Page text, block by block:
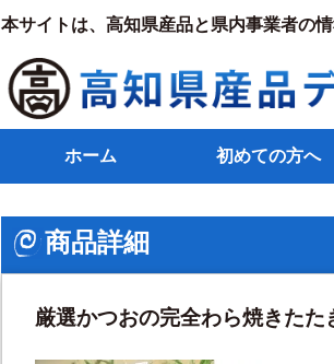
本サイトは、高知県産品と県内事業者の
ホーム 初めての方へ
商品詳細
厳選かつおの完全わら焼きたた